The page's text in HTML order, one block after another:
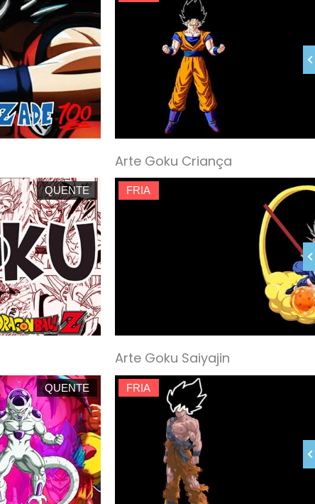
QUENTE
Arte Goku Criança
FRIA
QUENTE
Arte Goku Saiyajin
FRIA